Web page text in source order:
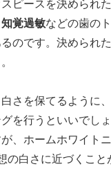
ピースを決められ
知覚過敏などの歯の
のです。決められ
さを保てるように、
を行うといいでしょ
、ホームホワイト
の白さに近づくこと